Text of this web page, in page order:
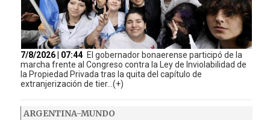
7/8/2026 | 07:44 El gobernador bonaerense participó de la
marcha frente al Congreso contra la Ley de Inviolabilidad de
la Propiedad Privada tras la quita del capítulo de
extranjerización de tier...(+)
ARGENTINA-MUNDO